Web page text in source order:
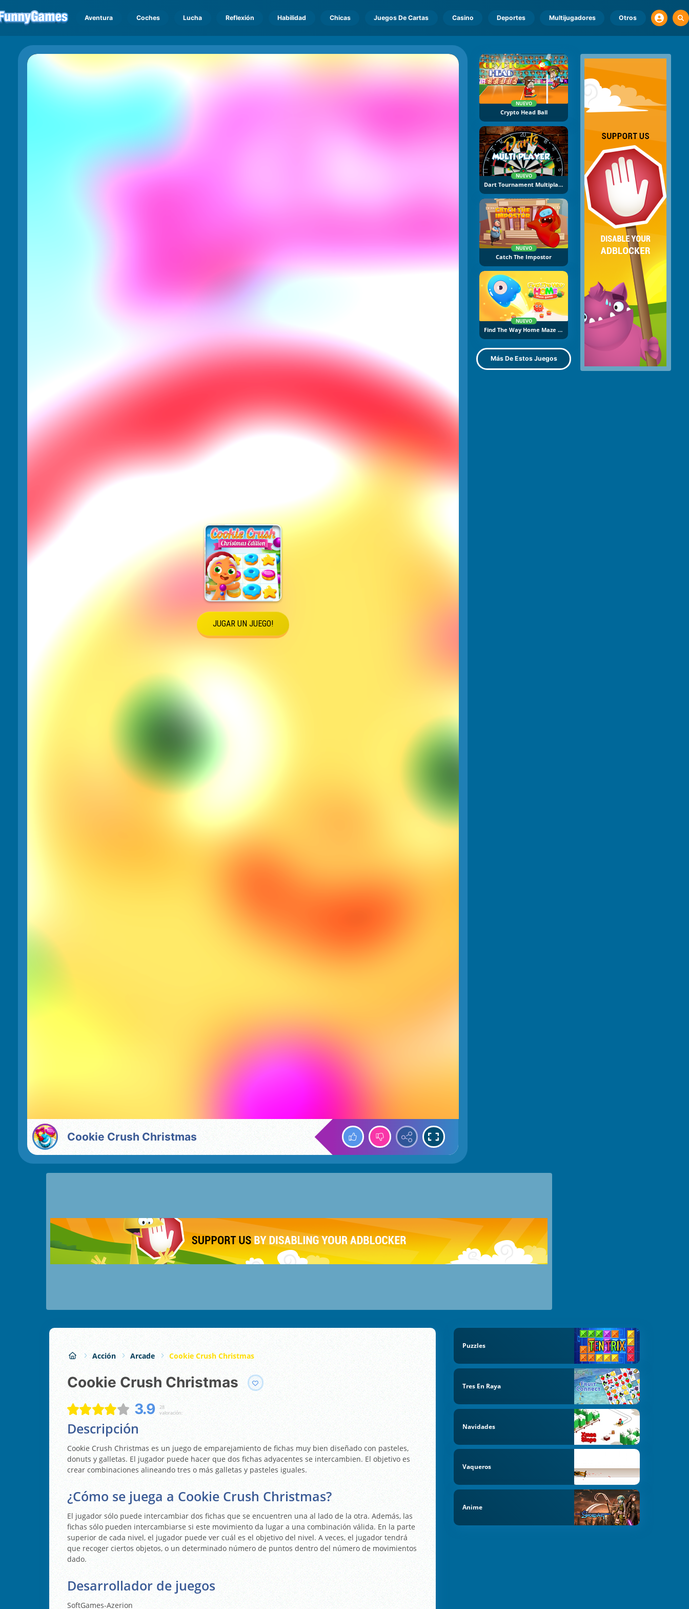
Aventura Coches Lucha Reflexión Habilidad Chicas Juegos De Cartas Casino Deportes Multijugadores Otros
Cookie Crush Christmas
NUEVO
Crypto Head Ball
NUEVO
Dart Tournament Multiplayer
NUEVO
Catch The Impostor
NUEVO
Find The Way Home Maze Game
Más De Estos Juegos
Acción Arcade Cookie Crush Christmas
Cookie Crush Christmas
3.9
28
valoración:
Descripción
Cookie Crush Christmas es un juego de emparejamiento de fichas muy bien diseñado con pasteles,
donuts y galletas. El jugador puede hacer que dos fichas adyacentes se intercambien. El objetivo es
crear combinaciones alineando tres o más galletas y pasteles iguales.
¿Cómo se juega a Cookie Crush Christmas?
El jugador sólo puede intercambiar dos fichas que se encuentren una al lado de la otra. Además, las
fichas sólo pueden intercambiarse si este movimiento da lugar a una combinación válida. En la parte
superior de cada nivel, el jugador puede ver cuál es el objetivo del nivel. A veces, el jugador tendrá
que recoger ciertos objetos, o un determinado número de puntos dentro del número de movimientos
dado.
Desarrollador de juegos
SoftGames-Azerion
Puzzles
Tres En Raya
Navidades
Vaqueros
Anime